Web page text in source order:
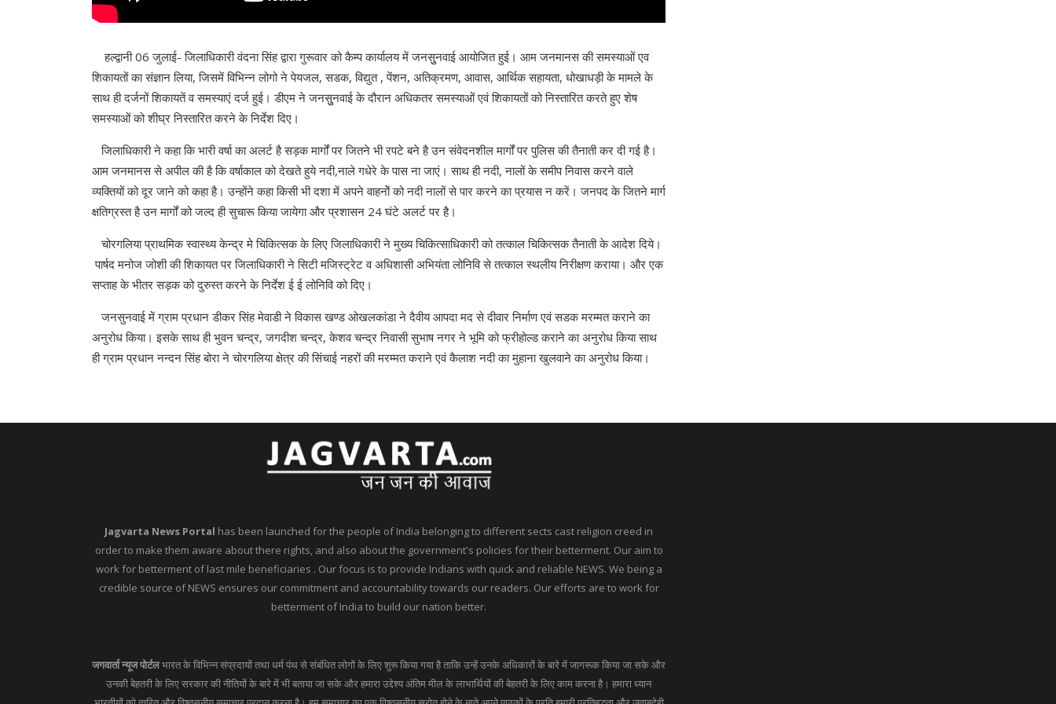
हल्द्वानी 06 जुलाई- जिलाधिकारी वंदना सिंह द्वारा गुरूवार को कैम्प कार्यालय में जनसुुनवाई आयोजित हुई। आम जनमानस की समस्याओं एव
शिकायतों का संज्ञान लिया, जिसमें विभिन्न लोगो ने पेयजल, सडक, विद्युत , पेंशन, अतिक्रमण, आवास, आर्थिक सहायता, धोखाधड़ी के मामले के
साथ ही दर्जनों शिकायतें व समस्याएं दर्ज हुई। डीएम ने जनसुुनवाई के दौरान अधिकतर समस्याओं एवं शिकायतों को निस्तारित करते हुए शेष
समस्याओं को शीघ्र निस्तारित करने के निर्देश दिए।
जिलाधिकारी ने कहा कि भारी वर्षा का अलर्ट है सड़क मार्गों पर जितने भी रपटे बने है उन संवेदनशील मार्गों पर पुलिस की तैनाती कर दी गई है।
आम जनमानस से अपील की है कि वर्षाकाल को देखते हुये नदी,नाले गधेरे के पास ना जाएं। साथ ही नदी, नालों के समीप निवास करने वाले
व्यक्तियों को दूर जाने को कहा है। उन्होंने कहा किसी भी दशा में अपने वाहनोें को नदी नालों से पार करने का प्रयास न करें। जनपद के जितने मार्ग
क्षतिग्रस्त है उन मार्गों को जल्द ही सुचारू किया जायेगा और प्रशासन 24 घंटे अलर्ट पर है।
चोरगलिया प्राथमिक स्वास्थ्य केन्द्र मे चिकित्सक के लिए जिलाधिकारी ने मुख्य चिकित्साधिकारी को तत्काल चिकित्सक तैनाती के आदेश दिये।
पार्षद मनोज जोशी की शिकायत पर जिलाधिकारी ने सिटी मजिस्ट्रेट व अधिशासी अभियंता लोनिवि से तत्काल स्थलीय निरीक्षण कराया। और एक
सप्ताह के भीतर सड़क को दुरुस्त करने के निर्देश ई ई लोनिवि को दिए।
जनसुनवाई में ग्राम प्रधान डीकर सिंह मेवाडी ने विकास खण्ड ओखलकांडा ने दैवीय आपदा मद से दीवार निर्माण एवं सडक मरम्मत कराने का
अनुरोध किया। इसके साथ ही भुवन चन्द्र, जगदीश चन्द्र, केशव चन्द्र निवासी सुभाष नगर ने भूमि को फ्रीहोल्ड कराने का अनुरोध किया साथ
ही ग्राम प्रधान नन्दन सिंह बोरा ने चोरगलिया क्षेत्र की सिंचाई नहरों की मरम्मत कराने एवं कैलाश नदी का मुहाना खुलवाने का अनुरोध किया।
Jagvarta News Portal has been launched for the people of India belonging to different sects cast religion creed in
order to make them aware about there rights, and also about the government's policies for their betterment. Our aim to
work for betterment of last mile beneficiaries . Our focus is to provide Indians with quick and reliable NEWS. We being a
credible source of NEWS ensures our commitment and accountability towards our readers. Our efforts are to work for
betterment of India to build our nation better.
जगवार्ता न्यूज पोर्टलभारत के विभिन्न संप्रदायों तथा धर्म पंथ से संबंधित लोगों के लिए शुरू किया गया है ताकि उन्हें उनके अधिकारों के बारे में जागरूक किया जा सके और
उनकी बेहतरी के लिए सरकार की नीतियों के बारे में भी बताया जा सके और हमारा उद्देश्य अंतिम मील के लाभार्थियों की बेहतरी के लिए काम करना है। हमारा ध्यान